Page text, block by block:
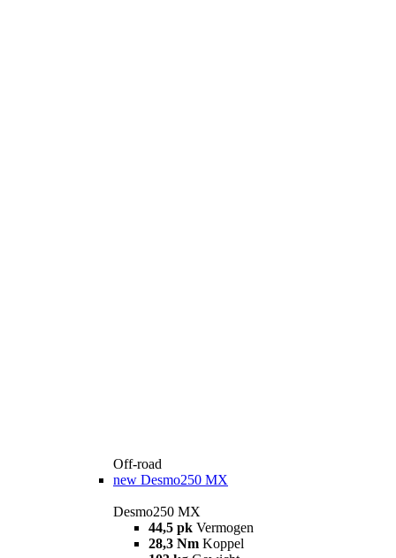
Off-road
new Desmo250 MX
Desmo250 MX
44,5 pk Vermogen
28,3 Nm Koppel